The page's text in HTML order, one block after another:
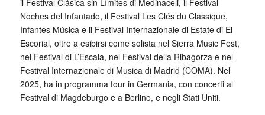
il Festival Clásica sin Límites di Medinaceli, il Festival
Noches del Infantado, il Festival Les Clés du Classique,
Infantes Música e il Festival Internazionale di Estate di El
Escorial, oltre a esibirsi come solista nel Sierra Music Fest,
nel Festival di L’Escala, nel Festival della Ribagorza e nel
Festival Internazionale di Musica di Madrid (COMA). Nel
2025, ha in programma tour in Germania, con concerti al
Festival di Magdeburgo e a Berlino, e negli Stati Uniti.